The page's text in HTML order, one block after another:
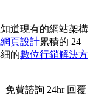
道現有的網站架構
頁設計累積的 24
的數位行銷解決方
免費諮詢 24hr 回覆